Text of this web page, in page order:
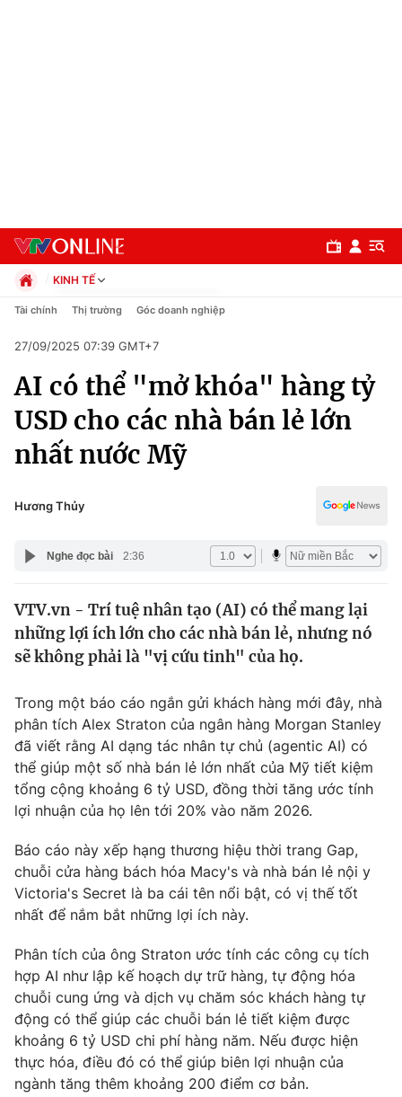
Chuyên mục
Chính trị
Xã hội
Pháp luật
Y tế
Thế giới
Tin tức
Câu chuyện quốc tế
Kinh tế
Tài chính
Thị trường
Góc doanh nghiệp
Dữ liệu và đời sống
Truyền hình
Phim VTV
Hậu trường
Nhân vật
Khán giả
Giải sao mai
Giải trí
Điện ảnh
Âm nhạc
Đời sống
Du lịch
Làm đẹp
Chất lượng cuộc sống
Tuyển sinh
Học trực tuyến
Công nghệ
Hitech Công nghệ tương lai
Sản phẩm
Thị trường
Giao lưu trực tuyến
Lịch phát sóng
KINH TẾ
Chính trị
Pháp luật
Kinh tế
Thể thao
Truyền hình
Văn hóa - Giải trí
Công nghệ
Tài chính Thị trường Góc doanh nghiệp
27/09/2025 07:39 GMT+7
AI có thể "mở khóa" hàng tỷ
USD cho các nhà bán lẻ lớn
nhất nước Mỹ
Hương Thủy
Nghe đọc bài 2:36
VTV.vn - Trí tuệ nhân tạo (AI) có thể mang lại
những lợi ích lớn cho các nhà bán lẻ, nhưng nó
sẽ không phải là "vị cứu tinh" của họ.
Trong một báo cáo ngắn gửi khách hàng mới đây, nhà
phân tích Alex Straton của ngân hàng Morgan Stanley
đã viết rằng AI dạng tác nhân tự chủ (agentic AI) có
thể giúp một số nhà bán lẻ lớn nhất của Mỹ tiết kiệm
tổng cộng khoảng 6 tỷ USD, đồng thời tăng ước tính
lợi nhuận của họ lên tới 20% vào năm 2026.
Báo cáo này xếp hạng thương hiệu thời trang Gap,
chuỗi cửa hàng bách hóa Macy's và nhà bán lẻ nội y
Victoria's Secret là ba cái tên nổi bật, có vị thế tốt
nhất để nắm bắt những lợi ích này.
Phân tích của ông Straton ước tính các công cụ tích
hợp AI như lập kế hoạch dự trữ hàng, tự động hóa
chuỗi cung ứng và dịch vụ chăm sóc khách hàng tự
động có thể giúp các chuỗi bán lẻ tiết kiệm được
khoảng 6 tỷ USD chi phí hàng năm. Nếu được hiện
thực hóa, điều đó có thể giúp biên lợi nhuận của
ngành tăng thêm khoảng 200 điểm cơ bản.